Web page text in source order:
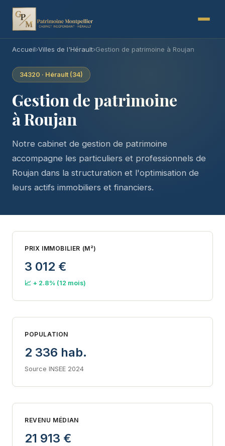
Accueil›Villes de l'Hérault›Gestion de patrimoine à Roujan
34320 · Hérault (34)
Gestion de patrimoine
à Roujan
Notre cabinet de gestion de patrimoine
accompagne les particuliers et professionnels de
Roujan dans la structuration et l'optimisation de
leurs actifs immobiliers et financiers.
PRIX IMMOBILIER (M²)
3 012 €
📈 + 2.8% (12 mois)
POPULATION
2 336 hab.
Source INSEE 2024
REVENU MÉDIAN
21 913 €